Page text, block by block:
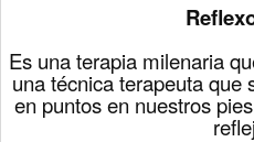
Es una terapia milenaria
una técnica terapeuta que
en puntos en nuestros